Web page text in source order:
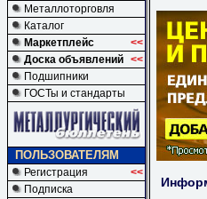
Металлоторговля
Каталог
Маркетплейс
<<
Доска объявлений <<
Подшипники
ГОСТы и стандарты
ПОЛЬЗОВАТЕЛЯМ
Регистрация
<<
Подписка